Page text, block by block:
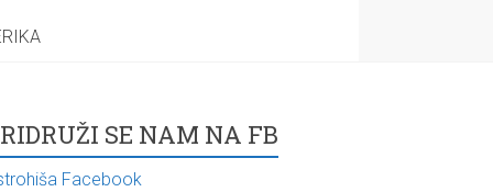
SE NAM NA FB
Facebook